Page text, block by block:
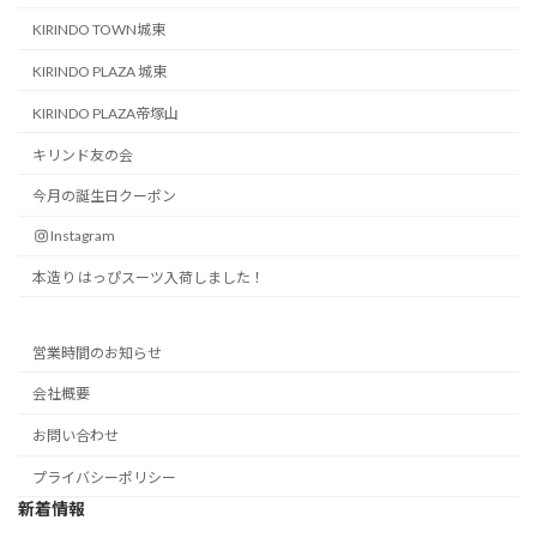
KIRINDO TOWN城東
KIRINDO PLAZA 城東
KIRINDO PLAZA帝塚山
キリンド友の会
今月の誕生日クーポン
Instagram
本造り はっぴスーツ入荷しました！
営業時間のお知らせ
会社概要
お問い合わせ
プライバシーポリシー
新着情報